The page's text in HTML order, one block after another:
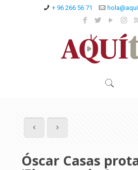
+ 96 266 56 71
Óscar Casas